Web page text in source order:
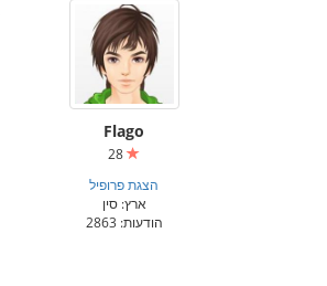
Flago
הצגת פרופיל
ארץ: סין
הודעות: 2863